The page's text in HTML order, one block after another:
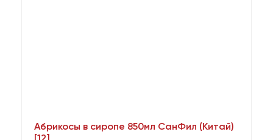
Абрикосы в сиропе 850мл СанФил (Китай)